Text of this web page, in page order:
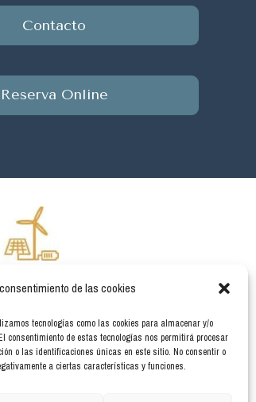
de las cookies
tecnologías como las cookies para almacenar y/o
consentimiento de estas tecnologías nos permitirá procesar
o las identificaciones únicas en este sitio. No consentir o
a ciertas características y funciones.
Contacto
Reserva Online
a la implantación de
Europea -NextGenerationEU.